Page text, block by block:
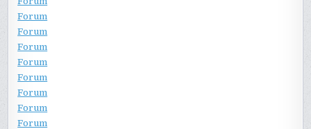
Forum
Forum
Forum
Forum
Forum
Forum
Forum
Forum